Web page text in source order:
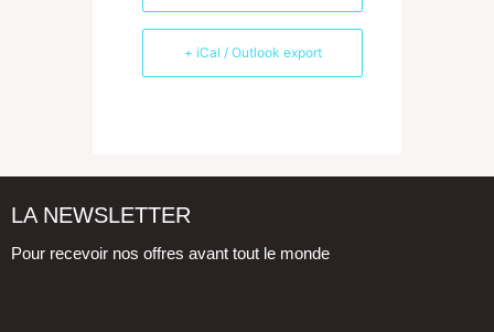
+ iCal / Outlook export
LA NEWSLETTER
Pour recevoir nos offres avant tout le monde